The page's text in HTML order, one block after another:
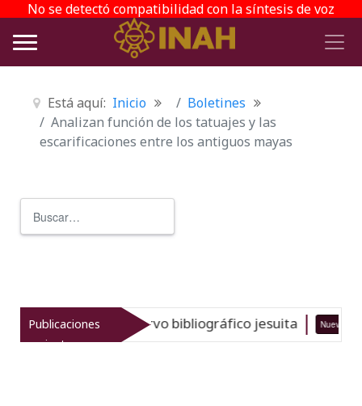
No se detectó compatibilidad con la síntesis de voz
Está aquí: Inicio
Boletines
Analizan función de los tatuajes y las
escarificaciones entre los antiguos mayas
Publicaciones
recientes
acervo bibliográfico jesuita Nuevo 06-08-26